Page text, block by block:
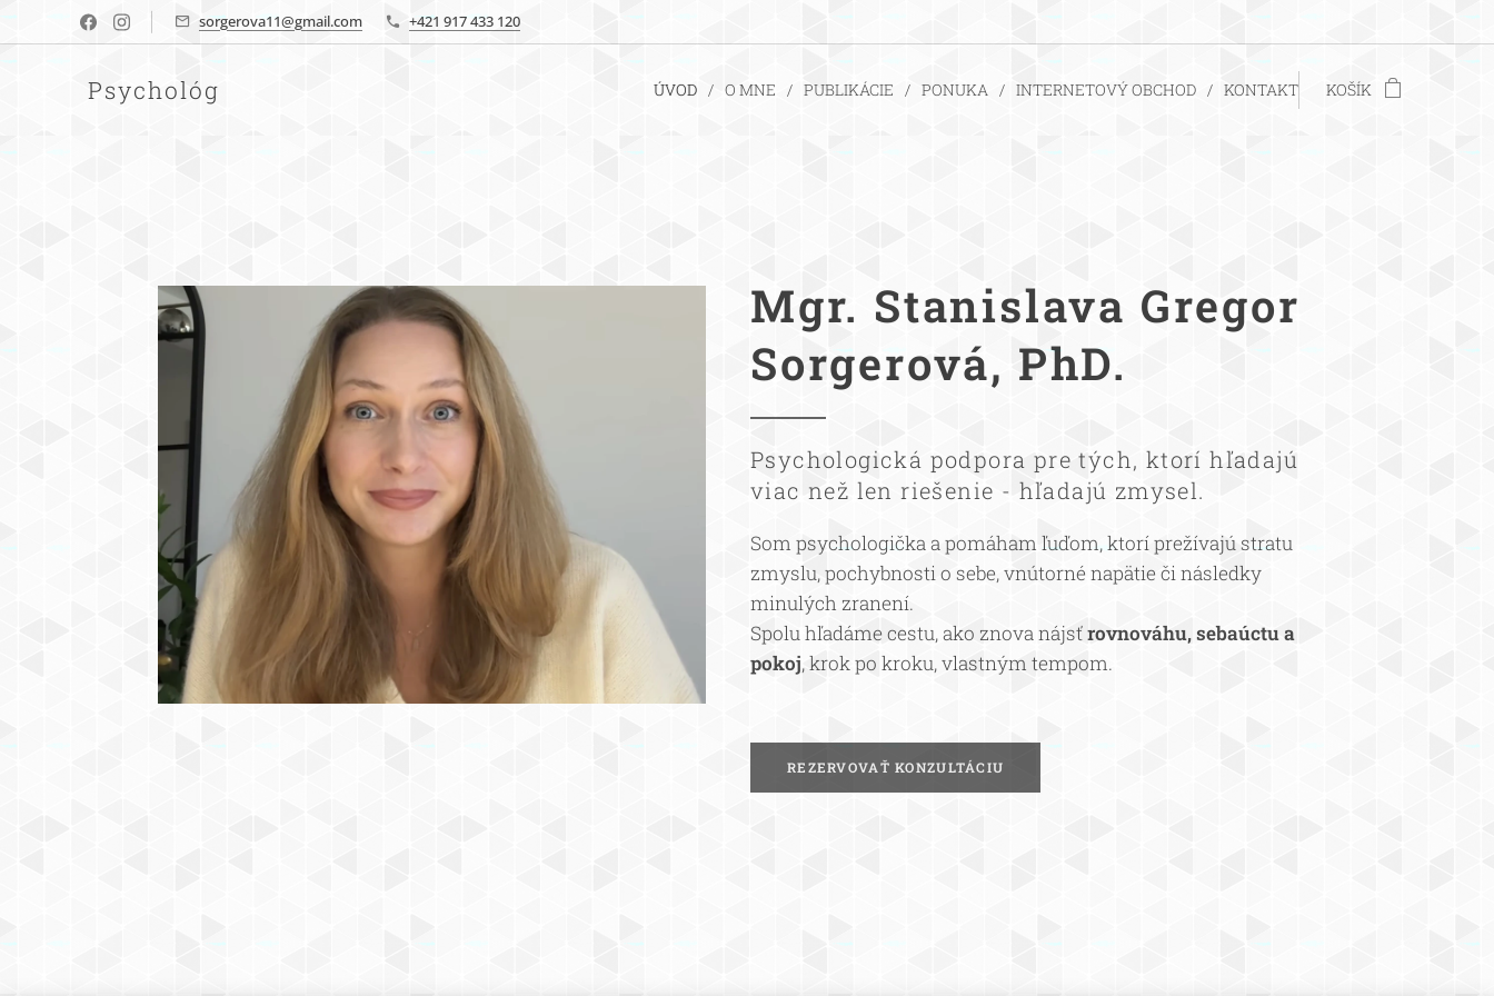
sorgerova11@gmail.com +421 917 433 120
Psychológ ÚVOD O MNE PUBLIKÁCIE PONUKA INTERNETOVÝ OBCHOD KONTAKT KOŠÍK
Mgr. Stanislava Gregor
Sorgerová, PhD.
Psychologická podpora pre tých, ktorí hľadajú
viac než len riešenie - hľadajú zmysel.
Som psychologička a pomáham ľuďom, ktorí prežívajú stratu
zmyslu, pochybnosti o sebe, vnútorné napätie či následky
minulých zranení.
Spolu hľadáme cestu, ako znova nájsťrovnováhu, sebaúctu a
pokoj, krok po kroku, vlastným tempom.
REZERVOVAŤ KONZULTÁCIU